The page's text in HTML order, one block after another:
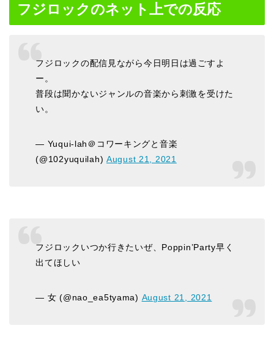
フジロックのネット上での反応
フジロックの配信見ながら今日明日は過ごすよ
ー。
普段は聞かないジャンルの音楽から刺激を受けた
い。
— Yuqui-lah＠コワーキングと音楽
(@102yuquilah) August 21, 2021
フジロックいつか行きたいぜ、Poppin’Party早く
出てほしい
— 女 (@nao_ea5tyama) August 21, 2021